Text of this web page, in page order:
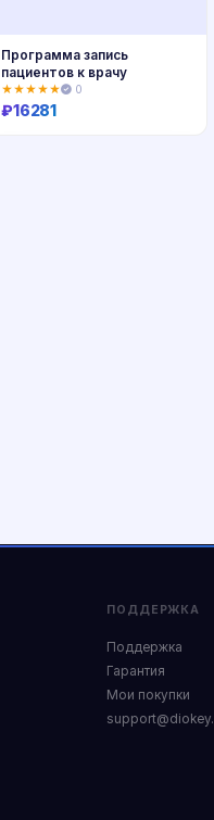
Программа запись
пациентов к врачу
★★★★★ 0
₽16281
ПОДДЕРЖКА
Поддержка
Гарантия
Мои покупки